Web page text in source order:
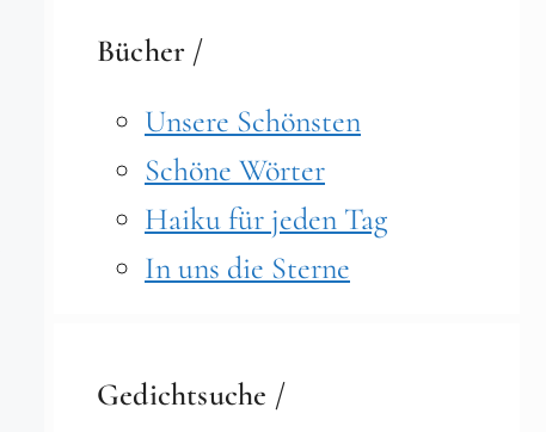
Bücher /
Unsere Schönsten
Schöne Wörter
Haiku für jeden Tag
In uns die Sterne
Gedichtsuche /